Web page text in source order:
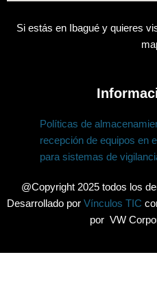
Si estás en Ibagué y quieres
Políticas de
recepción de equipos en
para sistemas de
@Copyright 2025 todos los
Desarrollado por Vínculos TIC
por VW